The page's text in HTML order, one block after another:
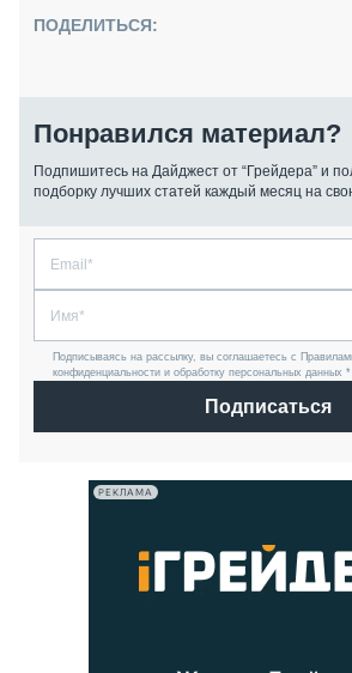
ПОДЕЛИТЬСЯ:
Понравился материал?
Подпишитесь на Дайджест от “Грейдера” и
подборку лучших статей каждый месяц на
Подписываясь на рассылку, вы соглашаетесь с
конфиденциальности и обработку персональных данных *
Подписаться
РЕКЛАМА